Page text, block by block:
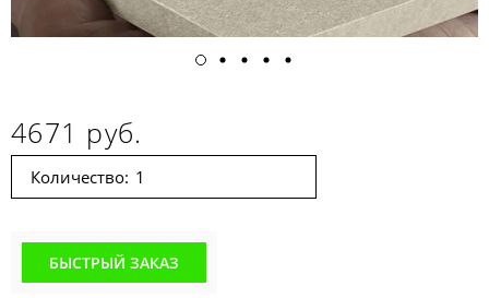
4671 руб.
Количество:
БЫСТРЫЙ ЗАКАЗ